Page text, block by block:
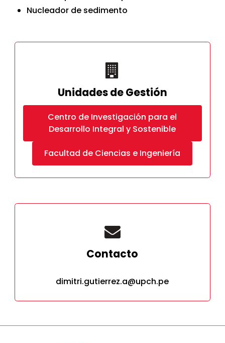
Nucleador de sedimento
Unidades de Gestión
Centro de Investigación para el
Desarrollo Integral y Sostenible
Facultad de Ciencias e Ingeniería
Contacto
dimitri.gutierrez.a@upch.pe